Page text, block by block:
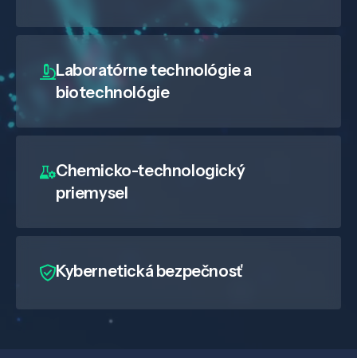
Laboratórne technológie a
biotechnológie
Chemicko-technologický
priemysel
Kybernetická bezpečnosť